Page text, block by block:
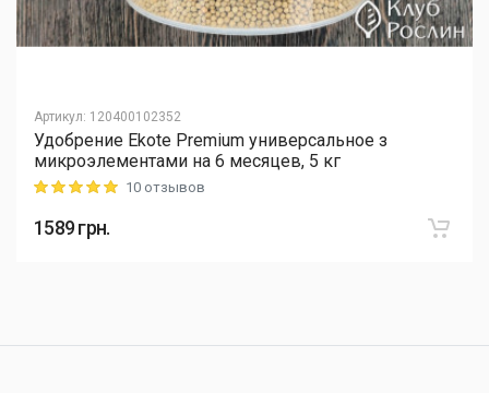
Артикул: 120400102352
Удобрение Ekote Premium универсальное з
микроэлементами на 6 месяцев, 5 кг
Rating: 5 out of 510 отзывов
1589грн.